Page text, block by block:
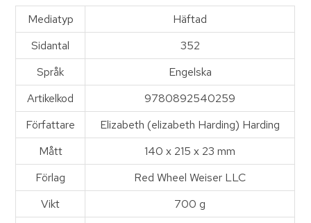
Mediatyp
Häftad
Sidantal
352
Språk
Engelska
Artikelkod
9780892540259
Författare
Elizabeth (elizabeth Harding) Harding
Mått
140 x 215 x 23 mm
Förlag
Red Wheel Weiser LLC
Vikt
700 g